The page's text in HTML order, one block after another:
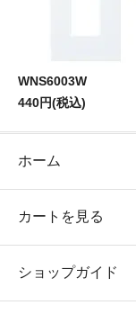
WNS6003W
440円(税込)
ホーム
カートを見る
ショップガイド